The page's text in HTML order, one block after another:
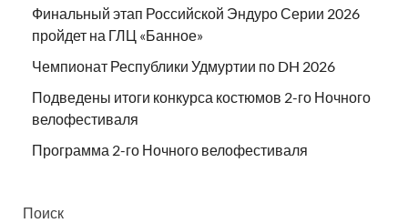
Финальный этап Российской Эндуро Серии 2026
пройдет на ГЛЦ «Банное»
Чемпионат Республики Удмуртии по DH 2026
Подведены итоги конкурса костюмов 2-го Ночного
велофестиваля
Программа 2-го Ночного велофестиваля
Поиск